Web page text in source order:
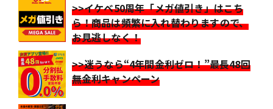
>>イケベ50周年「メガ値引き」はこち
ら！商品は頻繁に入れ替わりますので、
お見逃しなく！
>>迷うなら“4年間金利ゼロ！”最長48回
無金利キャンペーン